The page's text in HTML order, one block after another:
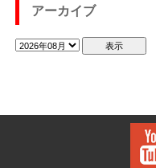
アーカイブ